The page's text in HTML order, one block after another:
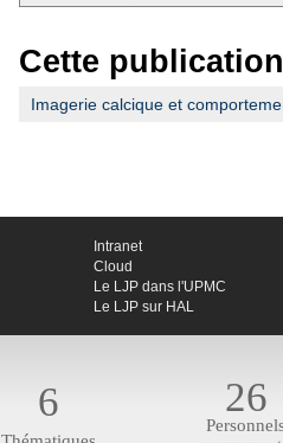
Cette
Imagerie calcique et
Intranet
Cloud
Le LJP dans l'UPMC
Le LJP sur HAL
6 26